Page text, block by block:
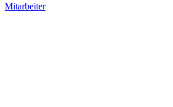
Mitarbeiter